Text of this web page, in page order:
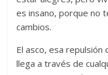
es insano, porque no
cambios.
El asco, esa repulsión
llega a través de